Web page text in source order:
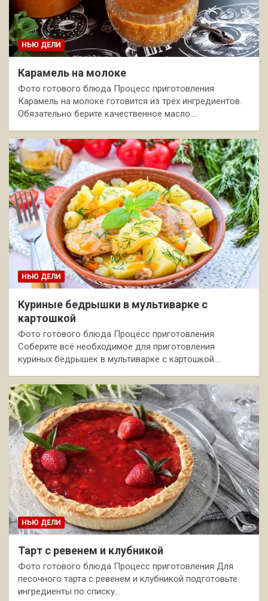
НЬЮ ДЕЛИ
Карамель на молоке
Фото готового блюда Процесс приготовления
Карамель на молоке готовится из трёх ингредиентов.
Обязательно берите качественное масло.…
НЬЮ ДЕЛИ
Куриные бедрышки в мультиварке с
картошкой
Фото готового блюда Процесс приготовления
Соберите всё необходимое для приготовления
куриных бёдрышек в мультиварке с картошкой.…
НЬЮ ДЕЛИ
Тарт с ревенем и клубникой
Фото готового блюда Процесс приготовления Для
песочного тарта с ревенем и клубникой подготовьте
ингредиенты по списку…